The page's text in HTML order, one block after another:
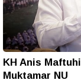
KH Anis
Muktamar NU